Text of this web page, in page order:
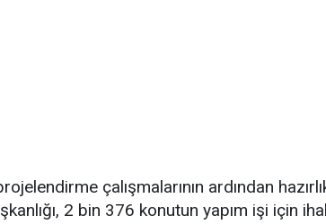
çalışmalarının ardından
2 bin 376 konutun yapım işi için